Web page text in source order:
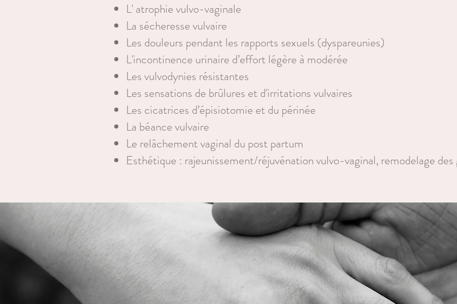
L' atrophie vulvo-vaginale
La sécheresse vulvaire
Les douleurs pendant les rapports sexuels (dyspareunies)
L'incontinence urinaire d’effort légère à modérée
Les vulvodynies résistantes
Les sensations de brûlures et d'irritations vulvaires
Les cicatrices d’épisiotomie et du périnée
La béance vulvaire
Le relâchement vaginal du post partum
Esthétique : rajeunissement/réjuvénation vulvo-vaginal, remodelage